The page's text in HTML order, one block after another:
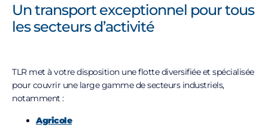
Un transport exceptionnel pour tous
les secteurs d’activité
TLR met à votre disposition une flotte diversifiée et spécialisée
pour couvrir une large gamme de secteurs industriels,
notamment :
Agricole